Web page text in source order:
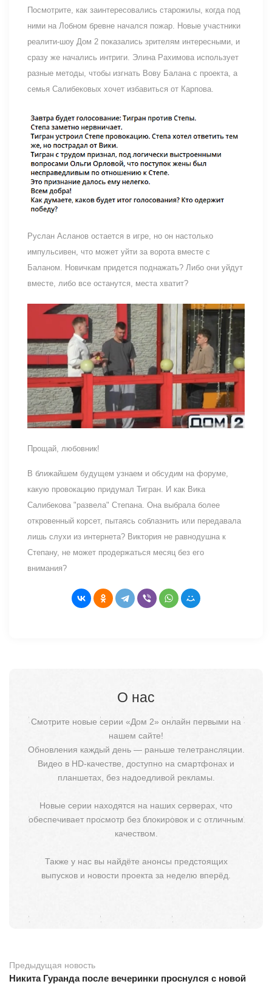
Посмотрите, как заинтересовались старожилы, когда под
ними на Лобном бревне начался пожар. Новые участники
реалити-шоу Дом 2 показались зрителям интересными, и
сразу же начались интриги. Элина Рахимова использует
разные методы, чтобы изгнать Вову Балана с проекта, а
семья Салибековых хочет избавиться от Карпова.
Руслан Асланов остается в игре, но он настолько
импульсивен, что может уйти за ворота вместе с
Баланом. Новичкам придется поднажать? Либо они уйдут
вместе, либо все останутся, места хватит?
Прощай, любовник!
В ближайшем будущем узнаем и обсудим на форуме,
какую провокацию придумал Тигран. И как Вика
Салибекова "развела" Степана. Она выбрала более
откровенный корсет, пытаясь соблазнить или передавала
лишь слухи из интернета? Виктория не равнодушна к
Степану, не может продержаться месяц без его
внимания?
О нас
Смотрите новые серии «Дом 2» онлайн первыми на
нашем сайте!
Обновления каждый день — раньше телетрансляции.
Видео в HD-качестве, доступно на смартфонах и
планшетах, без надоедливой рекламы.
Новые серии находятся на наших серверах, что
обеспечивает просмотр без блокировок и с отличным
качеством.
Также у нас вы найдёте анонсы предстоящих
выпусков и новости проекта за неделю вперёд.
Предыдущая новость
Никита Гуранда после вечеринки проснулся с новой